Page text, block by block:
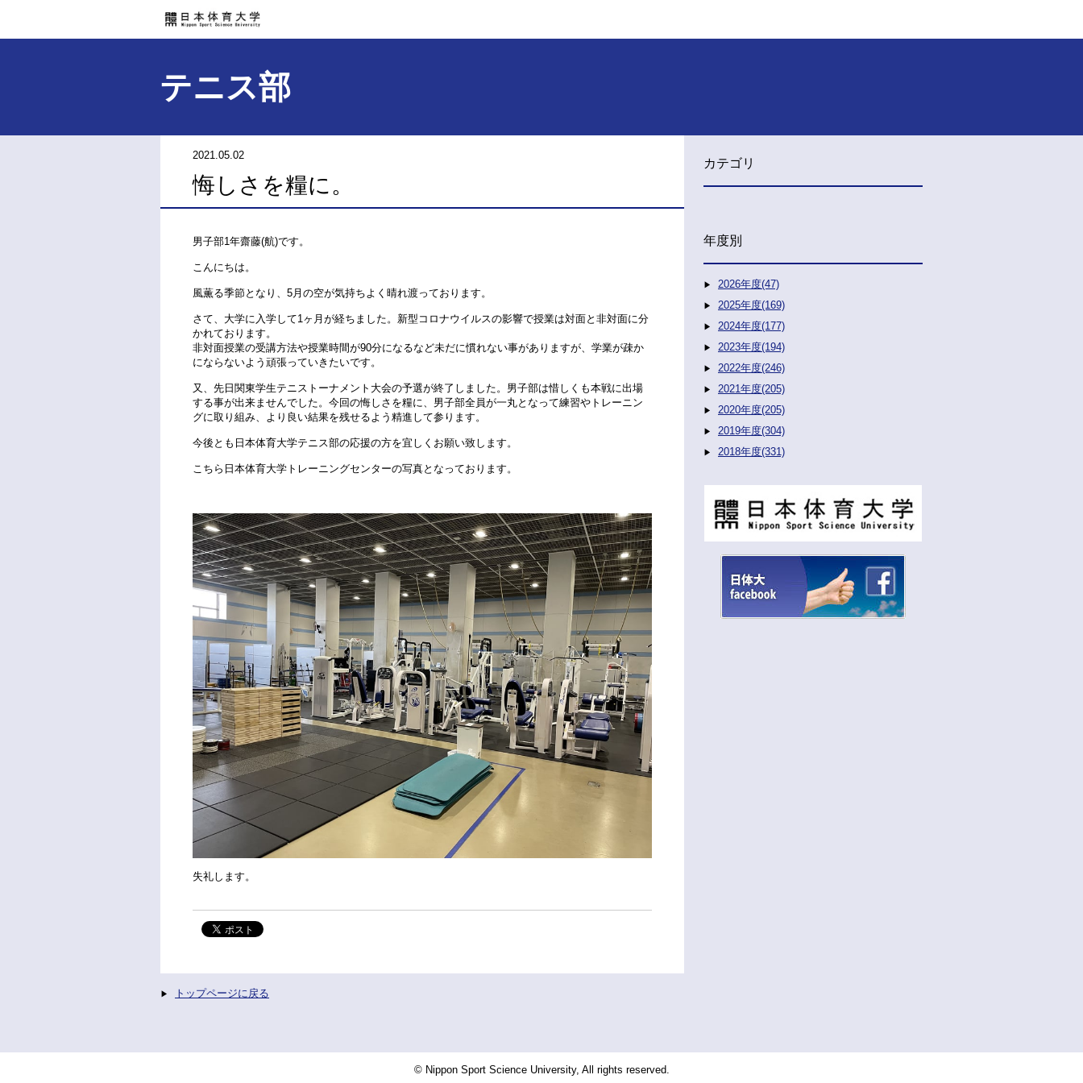
テニス部
2021.05.02
悔しさを糧に。
男子部1年齋藤(航)です。
こんにちは。
風薫る季節となり、5月の空が気持ちよく晴れ渡っております。
さて、大学に入学して1ヶ月が経ちました。新型コロナウイルスの影響で授業は対面と非対面に分
かれております。
非対面授業の受講方法や授業時間が90分になるなど未だに慣れない事がありますが、学業が疎か
にならないよう頑張っていきたいです。
又、先日関東学生テニストーナメント大会の予選が終了しました。男子部は惜しくも本戦に出場
する事が出来ませんでした。今回の悔しさを糧に、男子部全員が一丸となって練習やトレーニン
グに取り組み、より良い結果を残せるよう精進して参ります。
今後とも日本体育大学テニス部の応援の方を宜しくお願い致します。
こちら日本体育大学トレーニングセンターの写真となっております。
失礼します。
トップページに戻る
カテゴリ
年度別
2026年度(47)
2025年度(169)
2024年度(177)
2023年度(194)
2022年度(246)
2021年度(205)
2020年度(205)
2019年度(304)
2018年度(331)
© Nippon Sport Science University, All rights reserved.